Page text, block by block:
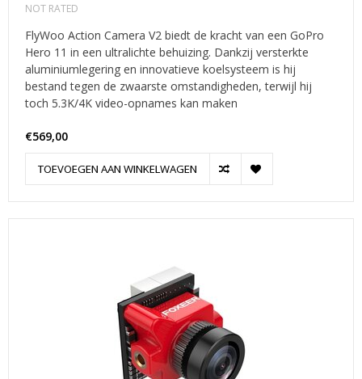
NOT RATED
FlyWoo Action Camera V2 biedt de kracht van een GoPro
Hero 11 in een ultralichte behuizing. Dankzij versterkte
aluminiumlegering en innovatieve koelsysteem is hij
bestand tegen de zwaarste omstandigheden, terwijl hij
toch 5.3K/4K video-opnames kan maken
€569,00
TOEVOEGEN AAN WINKELWAGEN